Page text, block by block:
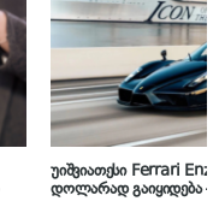
უიშვიათესი Ferrari
დოლარად გაიყიდება